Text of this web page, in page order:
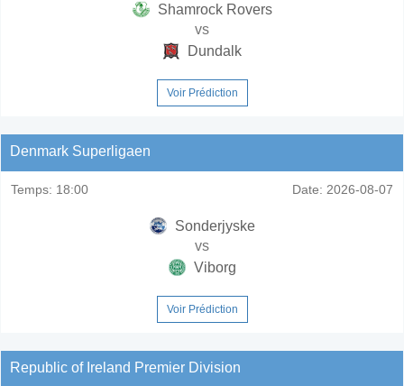
Shamrock Rovers
vs
Dundalk
Voir Prédiction
Denmark Superligaen
Temps: 18:00 Date: 2026-08-07
Sonderjyske
vs
Viborg
Voir Prédiction
Republic of Ireland Premier Division